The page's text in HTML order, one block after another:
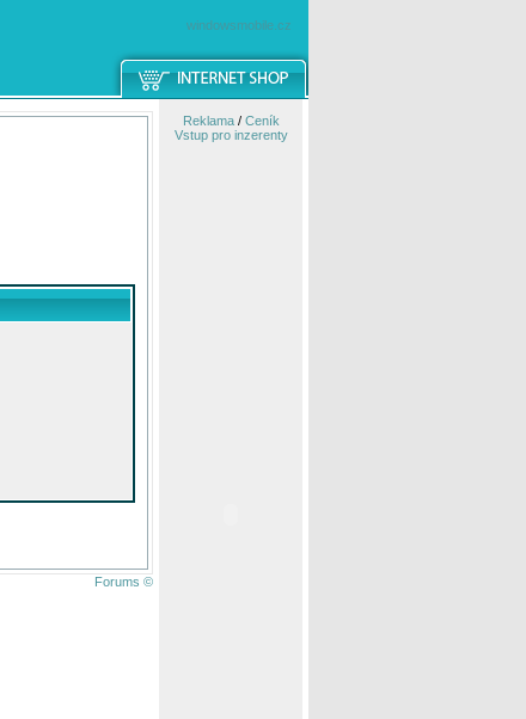
windowsmobile.cz
Forums ©
Reklama/ Ceník
Vstup pro inzerenty